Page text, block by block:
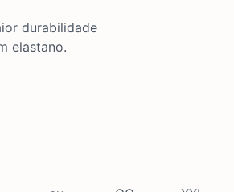
durabilidade
elastano.